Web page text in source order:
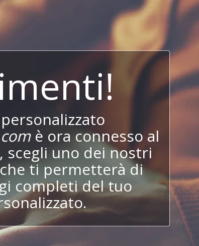
è ora connesso al
scegli uno dei nostri
ti permetterà di
completi del tuo